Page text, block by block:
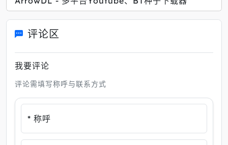
评论区
我要评论
评论需填写称呼与联系方式
* 称呼